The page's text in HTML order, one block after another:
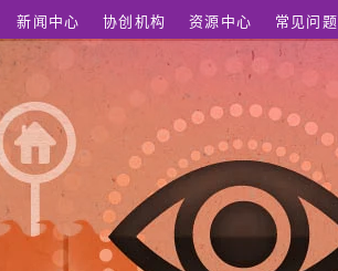
新闻中心 协创机构 资源中心 常见问题